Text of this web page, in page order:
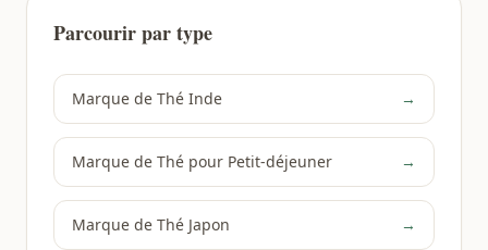
Parcourir par type
Marque de Thé Inde →
Marque de Thé pour Petit-déjeuner →
Marque de Thé Japon →